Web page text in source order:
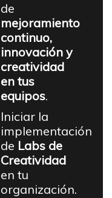
de
mejoramiento
continuo,
innovación y
creatividad
en tus
equipos.
Iniciar la
implementación
de Labs de
Creatividad
en tu
organización.